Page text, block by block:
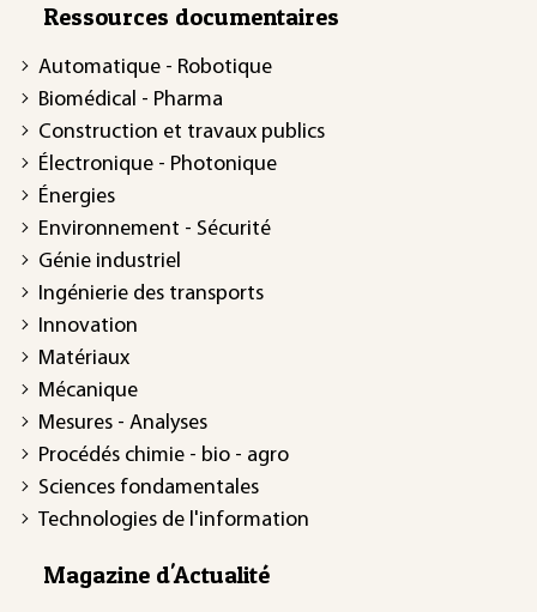
Ressources documentaires
Automatique - Robotique
Biomédical - Pharma
Construction et travaux publics
Électronique - Photonique
Énergies
Environnement - Sécurité
Génie industriel
Ingénierie des transports
Innovation
Matériaux
Mécanique
Mesures - Analyses
Procédés chimie - bio - agro
Sciences fondamentales
Technologies de l'information
Magazine d'Actualité